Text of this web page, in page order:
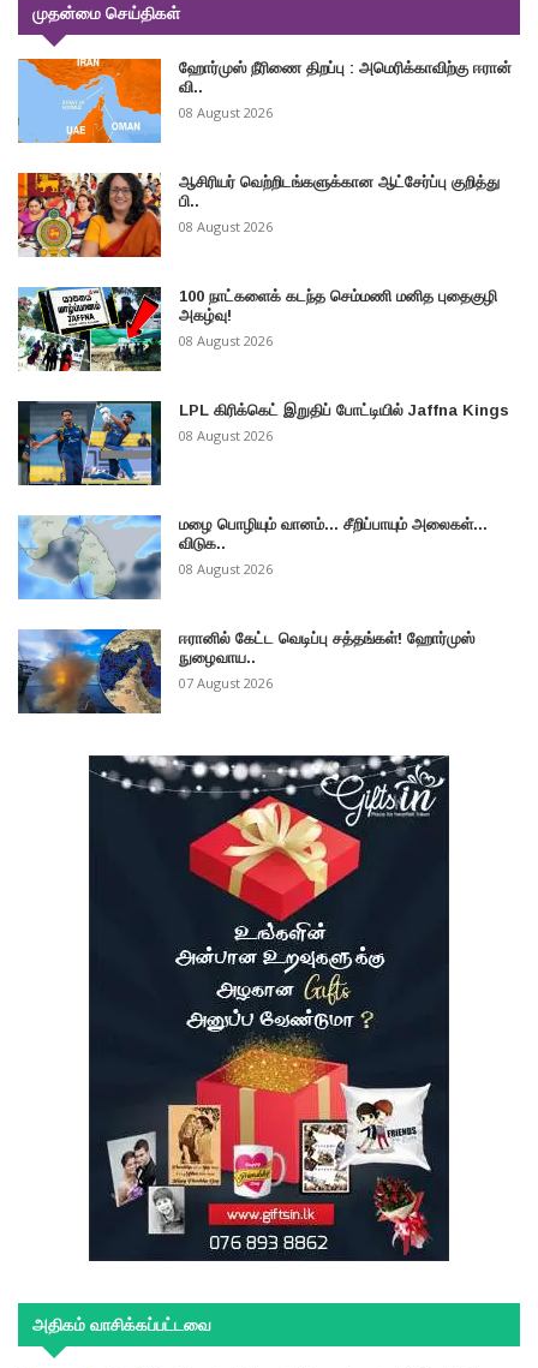
முதன்மை செய்திகள்
ஹோர்முஸ் நீரிணை திறப்பு : அமெரிக்காவிற்கு ஈரான்
வி..
08 August 2026
ஆசிரியர் வெற்றிடங்களுக்கான ஆட்சேர்ப்பு குறித்து
பி..
08 August 2026
100 நாட்களைக் கடந்த செம்மணி மனித புதைகுழி
அகழ்வு!
08 August 2026
LPL கிரிக்கெட் இறுதிப் போட்டியில் Jaffna Kings
08 August 2026
மழை பொழியும் வானம்... சீறிப்பாயும் அலைகள்...
விடுக..
08 August 2026
ஈரானில் கேட்ட வெடிப்பு சத்தங்கள்! ஹோர்முஸ்
நுழைவாய..
07 August 2026
அதிகம் வாசிக்கப்பட்டவை